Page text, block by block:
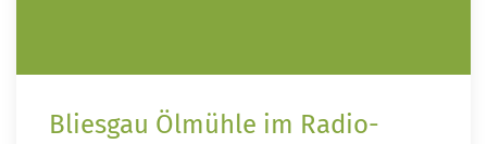
Bliesgau Ölmühle im Radio-